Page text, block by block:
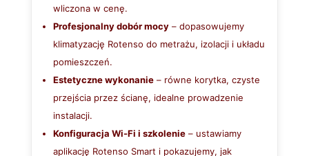
wliczona w cenę.
Profesjonalny dobór mocy– dopasowujemy
klimatyzację Rotenso do metrażu, izolacji i układu
pomieszczeń.
Estetyczne wykonanie– równe korytka, czyste
przejścia przez ścianę, idealne prowadzenie
instalacji.
Konfiguracja Wi‑Fi i szkolenie– ustawiamy
aplikację Rotenso Smart i pokazujemy, jak